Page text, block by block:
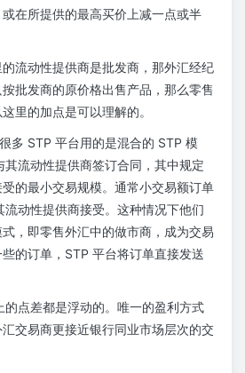
或在所提供的最高买价上减一点或半
流动性提供商是批发商，那外汇经纪
批发商的原价格出售产品，那么零售
里的加点是可以理解的。
很多 STP 平台用的是混合的 STP 模
流动性提供商签订合同，其中规定
的最小交易规模。通常小交易额订单
流动性提供商接受。这种情况下他们
，即零售外汇中的做市商，成为交易
的订单，STP 平台将订单直接发送
的点差都是浮动的。唯一的盈利方式
交易商更接近银行同业市场层次的交